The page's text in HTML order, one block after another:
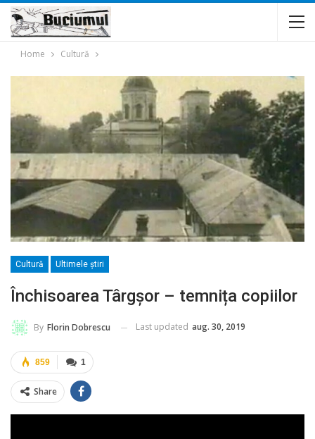
Home Cultură
Cultură Ultimele ştiri
Închisoarea Târgșor – temnița copiilor
By Florin Dobrescu Last updated aug. 30, 2019
1
859
Share